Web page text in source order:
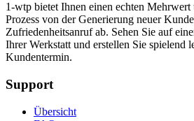
1-wtp bietet Ihnen einen echten
Prozess von der Generierung neuer
Zufriedenheitsanruf ab. Sehen Sie auf
Ihrer Werkstatt und erstellen Sie spielend
Kundentermin.
Support
Übersicht